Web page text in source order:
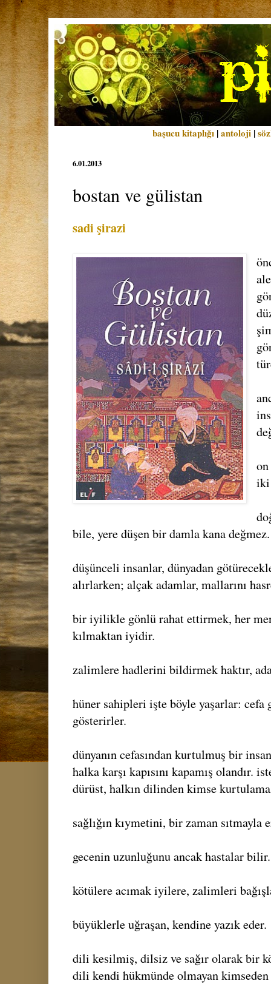
başucu kitaplığı |antoloji |
6.01.2013
bostan ve gülistan
sadi şirazi
iki
bile, yere düşen bir damla kana değmez.
düşünceli insanlar, dünyadan
alırlarken; alçak adamlar, mallarını
bir iyilikle gönlü rahat ettirmek, her
kılmaktan iyidir.
zalimlere hadlerini bildirmek haktır,
hüner sahipleri işte böyle yaşarlar: cefa
gösterirler.
dünyanın cefasından kurtulmuş bir
halka karşı kapısını kapamış olandır.
dürüst, halkın dilinden kimse
sağlığın kıymetini, bir zaman
gecenin uzunluğunu ancak hastalar bilir.
kötülere acımak iyilere, zalimleri
büyüklerle uğraşan, kendine yazık eder.
dili kesilmiş, dilsiz ve sağır olarak bir
dili kendi hükmünde olmayan